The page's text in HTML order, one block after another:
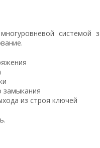
замыкания
из строя ключей